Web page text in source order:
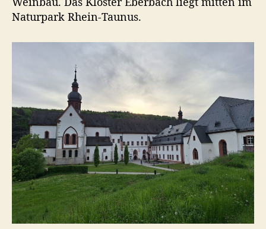
Naturpark Rhein-Taunus.